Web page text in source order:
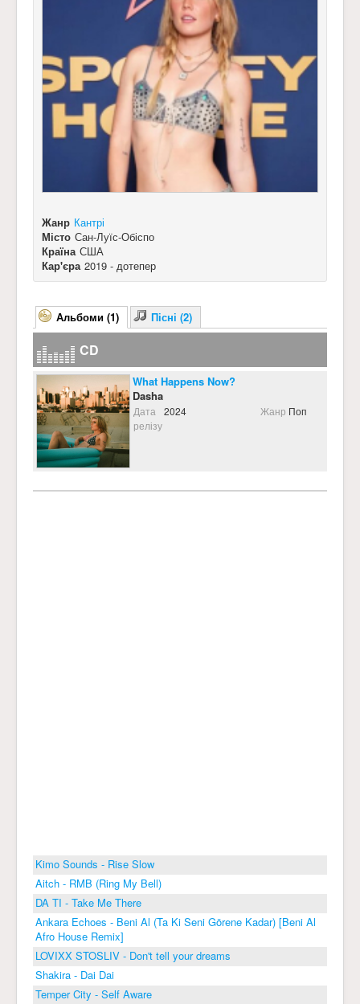
Жанр Кантрі
Місто Сан-Луїс-Обіспо
Країна США
Кар'єра 2019 - дотепер
Альбоми (1) Пісні (2)
CD
What Happens Now?
Dasha
Дата
релізу
2024 Жанр Поп
Kimo Sounds - Rise Slow
Aitch - RMB (Ring My Bell)
DA TI - Take Me There
Ankara Echoes - Beni Al (Ta Ki Seni Görene Kadar) [Beni Al
Afro House Remix]
LOVIXX STOSLIV - Don't tell your dreams
Shakira - Dai Dai
Temper City - Self Aware